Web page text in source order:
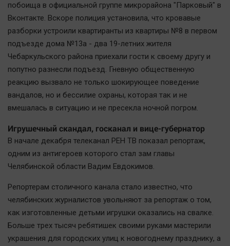
побоища в официальной группе микрорайона "Парковый" в
Вконтакте. Вскоре полиция установила, что кровавые
разборки устроили квартиранты из квартиры №8 в первом
подъезде дома №13а - два 19-летних жителя
Чебаркульского района приехали гости к своему другу и
попутно разнесли подъезд. Гневную общественную
реакцию вызвало не только шокирующее поведение
вандалов, но и бессилие охраны, которая так и не
вмешалась в ситуацию и не пресекла ночной погром.
Игрушечный скандал, госканал и вице-губернатор
В начале декабря телеканал РЕН ТВ показал репортаж,
одним из антигероев которого стал зам главы
Челябинской области Вадим Евдокимов.
Репортерам столичного канала стало известно, что
челябинских журналистов увольняют за репортаж о том,
как изготовленные детьми игрушки оказались на свалке.
Больше трех тысяч ребятишек своими руками мастерили
украшения для городских улиц к новогоднему празднику, а